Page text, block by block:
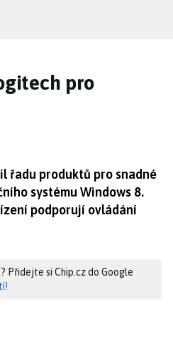
pro
řadu produktů pro snadné
systému Windows 8.
podporují ovládání
Přidejte si Chip.cz do Google